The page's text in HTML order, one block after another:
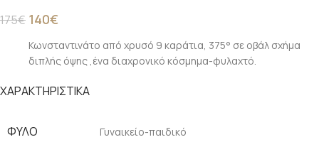
175€ 140€
Κωνσταντινάτο από χρυσό 9 καράτια, 375° σε οβάλ σχήμα
διπλής όψης ,ένα διαχρονικό κόσμημα-φυλαχτό.
ΧΑΡΑΚΤΗΡΙΣΤΙΚΑ
ΦΥΛΟ Γυναικείο-παιδικό